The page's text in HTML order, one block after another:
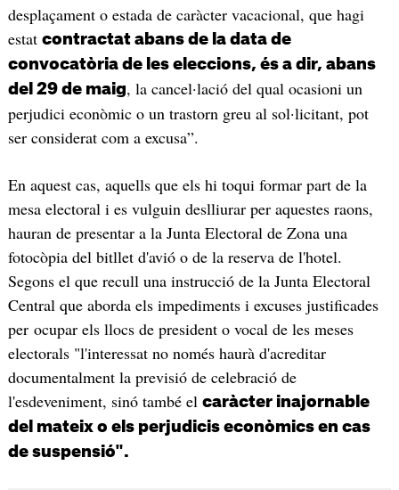
desplaçament o estada de caràcter vacacional, que hagi
estat contractat abans de la data de
convocatòria de les eleccions, és a dir, abans
del 29 de maig, la cancel·lació del qual ocasioni un
perjudici econòmic o un trastorn greu al sol·licitant, pot
ser considerat com a excusa”.
En aquest cas, aquells que els hi toqui formar part de la
mesa electoral i es vulguin deslliurar per aquestes raons,
hauran de presentar a la Junta Electoral de Zona una
fotocòpia del bitllet d'avió o de la reserva de l'hotel.
Segons el que recull una instrucció de la Junta Electoral
Central que aborda els impediments i excuses justificades
per ocupar els llocs de president o vocal de les meses
electorals "l'interessat no només haurà d'acreditar
documentalment la previsió de celebració de
l'esdeveniment, sinó també el caràcter inajornable
del mateix o els perjudicis econòmics en cas
de suspensió".